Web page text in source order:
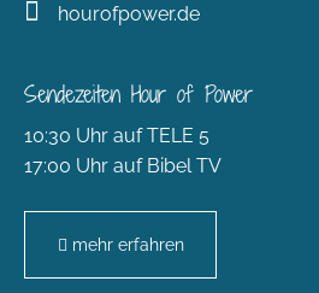
hourofpower.de
Sendezeiten Hour of Power
10:30 Uhr auf TELE 5
17:00 Uhr auf Bibel TV
mehr erfahren